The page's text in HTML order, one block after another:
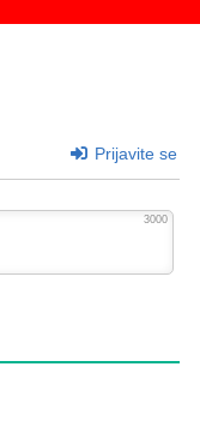
Prijavite se
3000